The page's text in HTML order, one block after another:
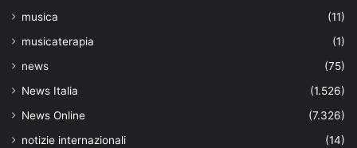
musica
(11)
musicaterapia
(1)
news
(75)
News Italia
(1.526)
News Online
(7.326)
notizie internazionali
(14)